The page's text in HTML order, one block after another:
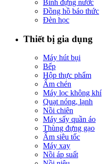
Bình đựng nước
Đồng hồ báo thức
Đèn học
Thiết bị gia dụng
Máy hút bụi
Bếp
Hộp thực phẩm
Ấm chén
Máy lọc không khí
Quạt nóng, lạnh
Nồi chiên
Máy sấy quần áo
Thùng đựng gạo
Ấm siêu tốc
Máy xay
Nồi áp suất